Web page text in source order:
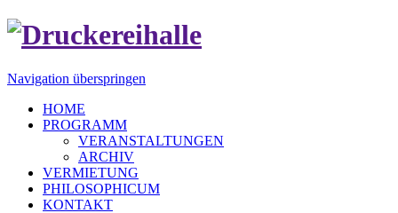
Navigation überspringen
HOME
PROGRAMM
VERANSTALTUNGEN
ARCHIV
VERMIETUNG
PHILOSOPHICUM
KONTAKT